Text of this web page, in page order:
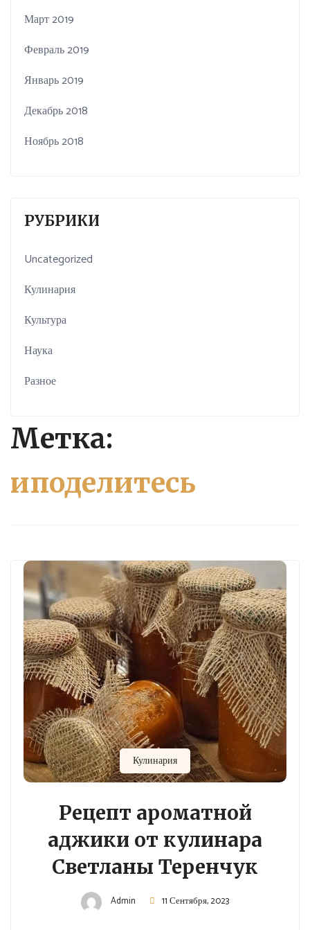
Метка:
иподелитесь
Кулинария
Рецепт ароматной
аджики от кулинара
Светланы Теренчук
Admin 11 Сентября, 2023
Март 2019
Февраль 2019
Январь 2019
Декабрь 2018
Ноябрь 2018
РУБРИКИ
Uncategorized
Кулинария
Культура
Наука
Разное